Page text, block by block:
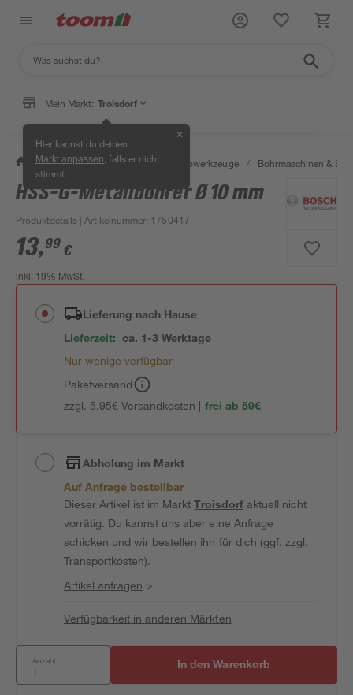
Mein Markt: Troisdorf
Hier kannst du deinen
Markt anpassen , falls er nicht
stimmt.
✕
/ Werkstatt & Maschinen / Elektrowerkzeuge / Bohrmaschinen &
HSS-G-Metallbohrer Ø 10 mm
Produktdetails | Artikelnummer: 1750417
13,99 €
inkl. 19% MwSt.
Lieferung nach Hause
Lieferzeit: ca. 1-3 Werktage
Nur wenige verfügbar
Paketversand
zzgl. 5,95€ Versandkosten | frei ab 59€
Abholung im Markt
Auf Anfrage bestellbar
Dieser Artikel ist im MarktTroisdorfaktuell nicht
vorrätig. Du kannst uns aber eine Anfrage
schicken und wir bestellen ihn für dich (ggf. zzgl.
Transportkosten).
Artikel anfragen >
Verfügbarkeit in anderen Märkten
Anzahl: In den Warenkorb